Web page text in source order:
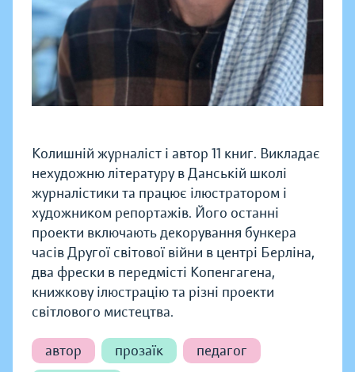
Колишній журналіст і автор 11 книг. Викладає
нехудожню літературу в Данській школі
журналістики та працює ілюстратором і
художником репортажів. Його останні
проекти включають декорування бункера
часів Другої світової війни в центрі Берліна,
два фрески в передмісті Копенгагена,
книжкову ілюстрацію та різні проекти
світлового мистецтва.
автор прозаїк
педагог